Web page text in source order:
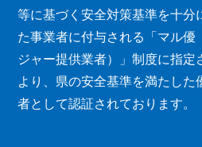
等に基づく安全対策基準を十分
た事業者に付与される「マル優
ジャー提供業者）」制度に指定
より、県の安全基準を満たした
者として認証されております。